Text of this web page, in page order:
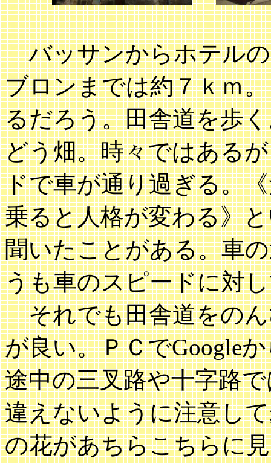
バッサンからホテルの
ブロンまでは約７ｋｍ
るだろう。田舎道を歩
どう畑。時々ではある
ドで車が通り過ぎる。
乗ると人格が変わる》
聞いたことがある。車
うも車のスピードに対
それでも田舎道をのん
が良い。ＰＣでGoogle
途中の三叉路や十字路
違えないように注意し
の花があちらこちらに